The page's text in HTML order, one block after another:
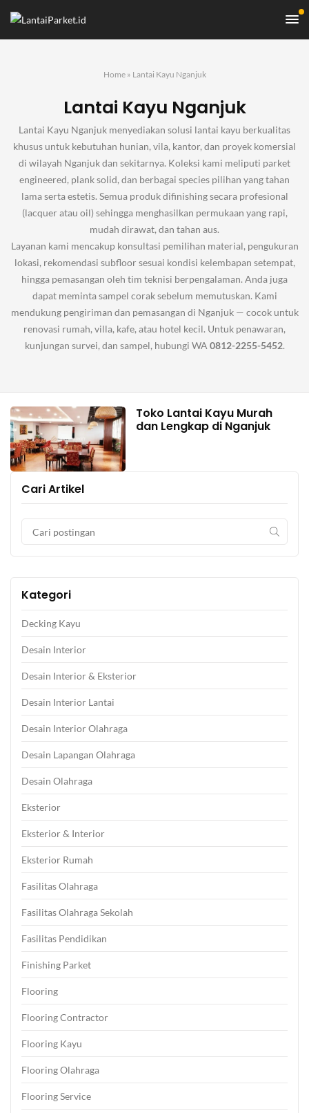
Home» Lantai Kayu Nganjuk
Lantai Kayu Nganjuk
Lantai Kayu Nganjuk menyediakan solusi lantai kayu berkualitas
khusus untuk kebutuhan hunian, vila, kantor, dan proyek komersial
di wilayah Nganjuk dan sekitarnya. Koleksi kami meliputi parket
engineered, plank solid, dan berbagai species pilihan yang tahan
lama serta estetis. Semua produk difinishing secara profesional
(lacquer atau oil) sehingga menghasilkan permukaan yang rapi,
mudah dirawat, dan tahan aus.
Layanan kami mencakup konsultasi pemilihan material, pengukuran
lokasi, rekomendasi subfloor sesuai kondisi kelembapan setempat,
hingga pemasangan oleh tim teknisi berpengalaman. Anda juga
dapat meminta sampel corak sebelum memutuskan. Kami
mendukung pengiriman dan pemasangan di Nganjuk — cocok untuk
renovasi rumah, villa, kafe, atau hotel kecil. Untuk penawaran,
kunjungan survei, dan sampel, hubungi WA 0812-2255-5452.
Toko Lantai Kayu Murah
dan Lengkap di Nganjuk
Cari Artikel
Kategori
Decking Kayu
Desain Interior
Desain Interior & Eksterior
Desain Interior Lantai
Desain Interior Olahraga
Desain Lapangan Olahraga
Desain Olahraga
Eksterior
Eksterior & Interior
Eksterior Rumah
Fasilitas Olahraga
Fasilitas Olahraga Sekolah
Fasilitas Pendidikan
Finishing Parket
Flooring
Flooring Contractor
Flooring Kayu
Flooring Olahraga
Flooring Service